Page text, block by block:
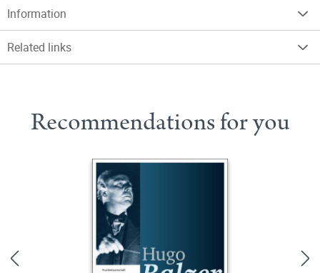
Information
Related links
Recommendations for you